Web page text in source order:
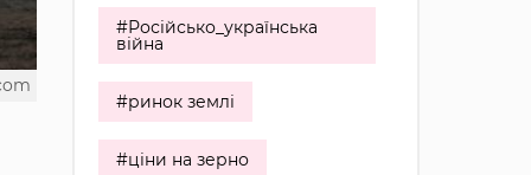
#Російсько_українська
війна
#ринок землі
#ціни на зерно